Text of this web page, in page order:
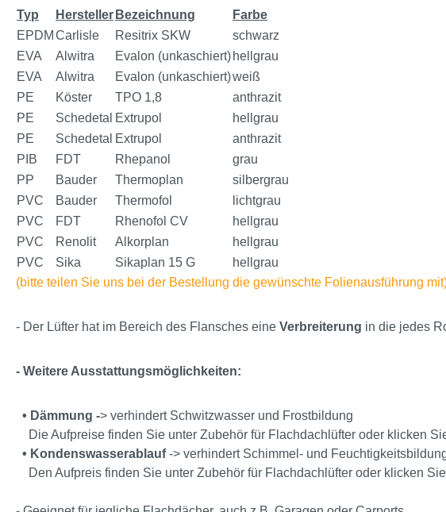
Typ Hersteller Bezeichnung
Farbe
EPDM Carlisle Resitrix SKW
schwarz
EVA
Alwitra Evalon (unkaschiert) hellgrau
EVA
Alwitra Evalon (unkaschiert)weiß
PE
Köster TPO 1,8
anthrazit
PE
Schedetal Extrupol
hellgrau
PE
Schedetal Extrupol
anthrazit
PIB
FDT Rhepanol
grau
PP
Bauder Thermoplan
silbergrau
PVC
Bauder Thermofol
lichtgrau
PVC
FDT Rhenofol CV
hellgrau
PVC
Renolit Alkorplan
hellgrau
PVC
Sika Sikaplan 15 G
hellgrau
(bitte teilen Sie uns bei der Bestellung die gewünschte Folienausführung
- Der Lüfter hat im Bereich des Flansches eine Verbreiterung in die jedes
- Weitere Ausstattungsmöglichkeiten:
• Dämmung -> verhindert Schwitzwasser und Frostbildung
Die Aufpreise finden Sie unter Zubehör für Flachdachlüfter oder klicken
• Kondenswasserablauf -> verhindert Schimmel- und
Den Aufpreis finden Sie unter Zubehör für Flachdachlüfter oder klicken Sie